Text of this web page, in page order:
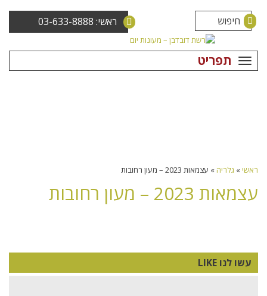
ראשי: 03-633-8888
ראשי» גלריה» עצמאות 2023 – מעון רחובות
עצמאות 2023 – מעון רחובות
עשו לנו LIKE